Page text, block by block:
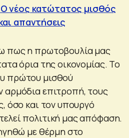
νέος κατώτατος μισθός
απαντήσεις
πως η πρωτοβουλία μας
όρια της οικονομίας. Το
πρώτου μισθού
αρμόδια επιτροπή, τους
όσο και τον υπουργό
πολιτική μας απόφαση.
με θέρμη στο